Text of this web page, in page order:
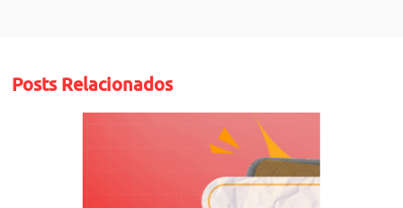
Posts Relacionados